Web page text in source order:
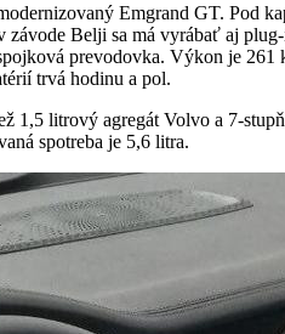
Emgrand GT. Pod
závode Belji sa má vyrábať aj
prevodovka. Výkon je 261
trvá hodinu a pol.
1,5 litrový agregát Volvo a 7-
spotreba je 5,6 litra.